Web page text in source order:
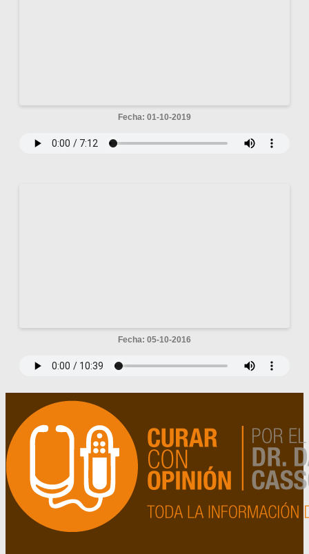
Fecha: 01-10-2019
Fecha: 05-10-2016